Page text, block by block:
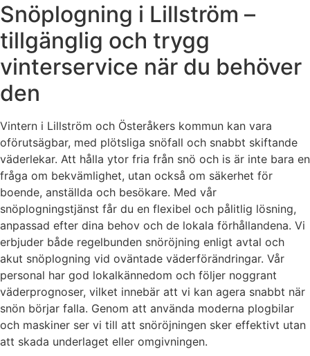
Snöplogning i Lillström –
tillgänglig och trygg
vinterservice när du behöver
den
Vintern i Lillström och Österåkers kommun kan vara
oförutsägbar, med plötsliga snöfall och snabbt skiftande
väderlekar. Att hålla ytor fria från snö och is är inte bara en
fråga om bekvämlighet, utan också om säkerhet för
boende, anställda och besökare. Med vår
snöplogningstjänst får du en flexibel och pålitlig lösning,
anpassad efter dina behov och de lokala förhållandena. Vi
erbjuder både regelbunden snöröjning enligt avtal och
akut snöplogning vid oväntade väderförändringar. Vår
personal har god lokalkännedom och följer noggrant
väderprognoser, vilket innebär att vi kan agera snabbt när
snön börjar falla. Genom att använda moderna plogbilar
och maskiner ser vi till att snöröjningen sker effektivt utan
att skada underlaget eller omgivningen.